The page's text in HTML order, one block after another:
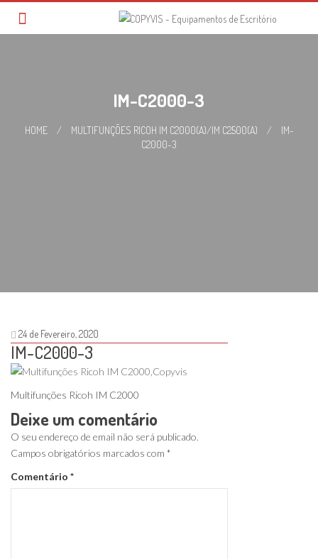
IM-C2000-3
HOME / MULTIFUNÇÕES RICOH IM C2000(A)/IM C2500(A) /
IM-
C2000-3
24 de Fevereiro, 2020
IM-C2000-3
Multifunções Ricoh IM C2000
Deixe um comentário
O seu endereço de email não será publicado.
Campos obrigatórios marcados com *
Comentário *